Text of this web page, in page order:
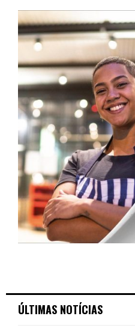
ÚLTIMAS NOTÍCIAS